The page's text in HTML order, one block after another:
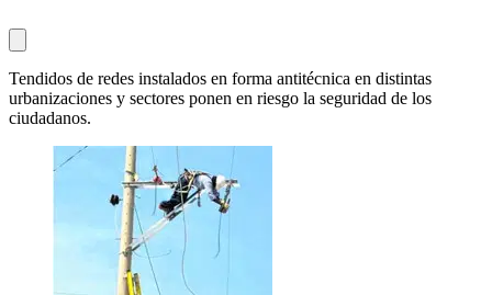
Tendidos de redes instalados en forma antitécnica en distintas
urbanizaciones y sectores ponen en riesgo la seguridad de los
ciudadanos.